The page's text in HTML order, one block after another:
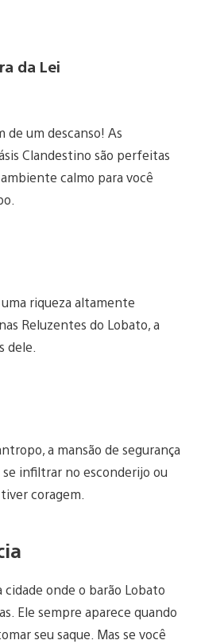
da Lei
de um descanso! As
Clandestino são perfeitas
calmo para você
riqueza altamente
Reluzentes do Lobato, a
dele.
a mansão de segurança
infiltrar no esconderijo ou
coragem.
cidade onde o barão Lobato
Ele sempre aparece quando
seu saque. Mas se você